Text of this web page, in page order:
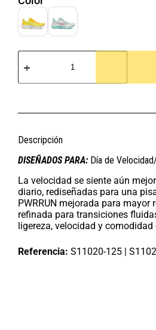
Descripción
DISEÑADOS PARA:Día de
La velocidad se siente aún
diario, rediseñadas para una
PWRRUN mejorada para
refinada para transiciones
ligereza, velocidad y comodidad
Referencia: S11020-125 |